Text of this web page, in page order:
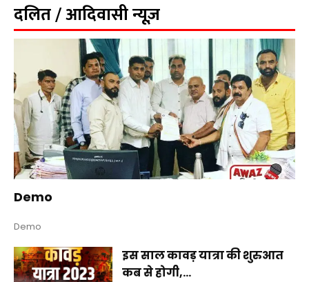
दलित / आदिवासी न्यूज़
Demo
Demo
इस साल कावड़ यात्रा की शुरुआत
कब से होगी,...